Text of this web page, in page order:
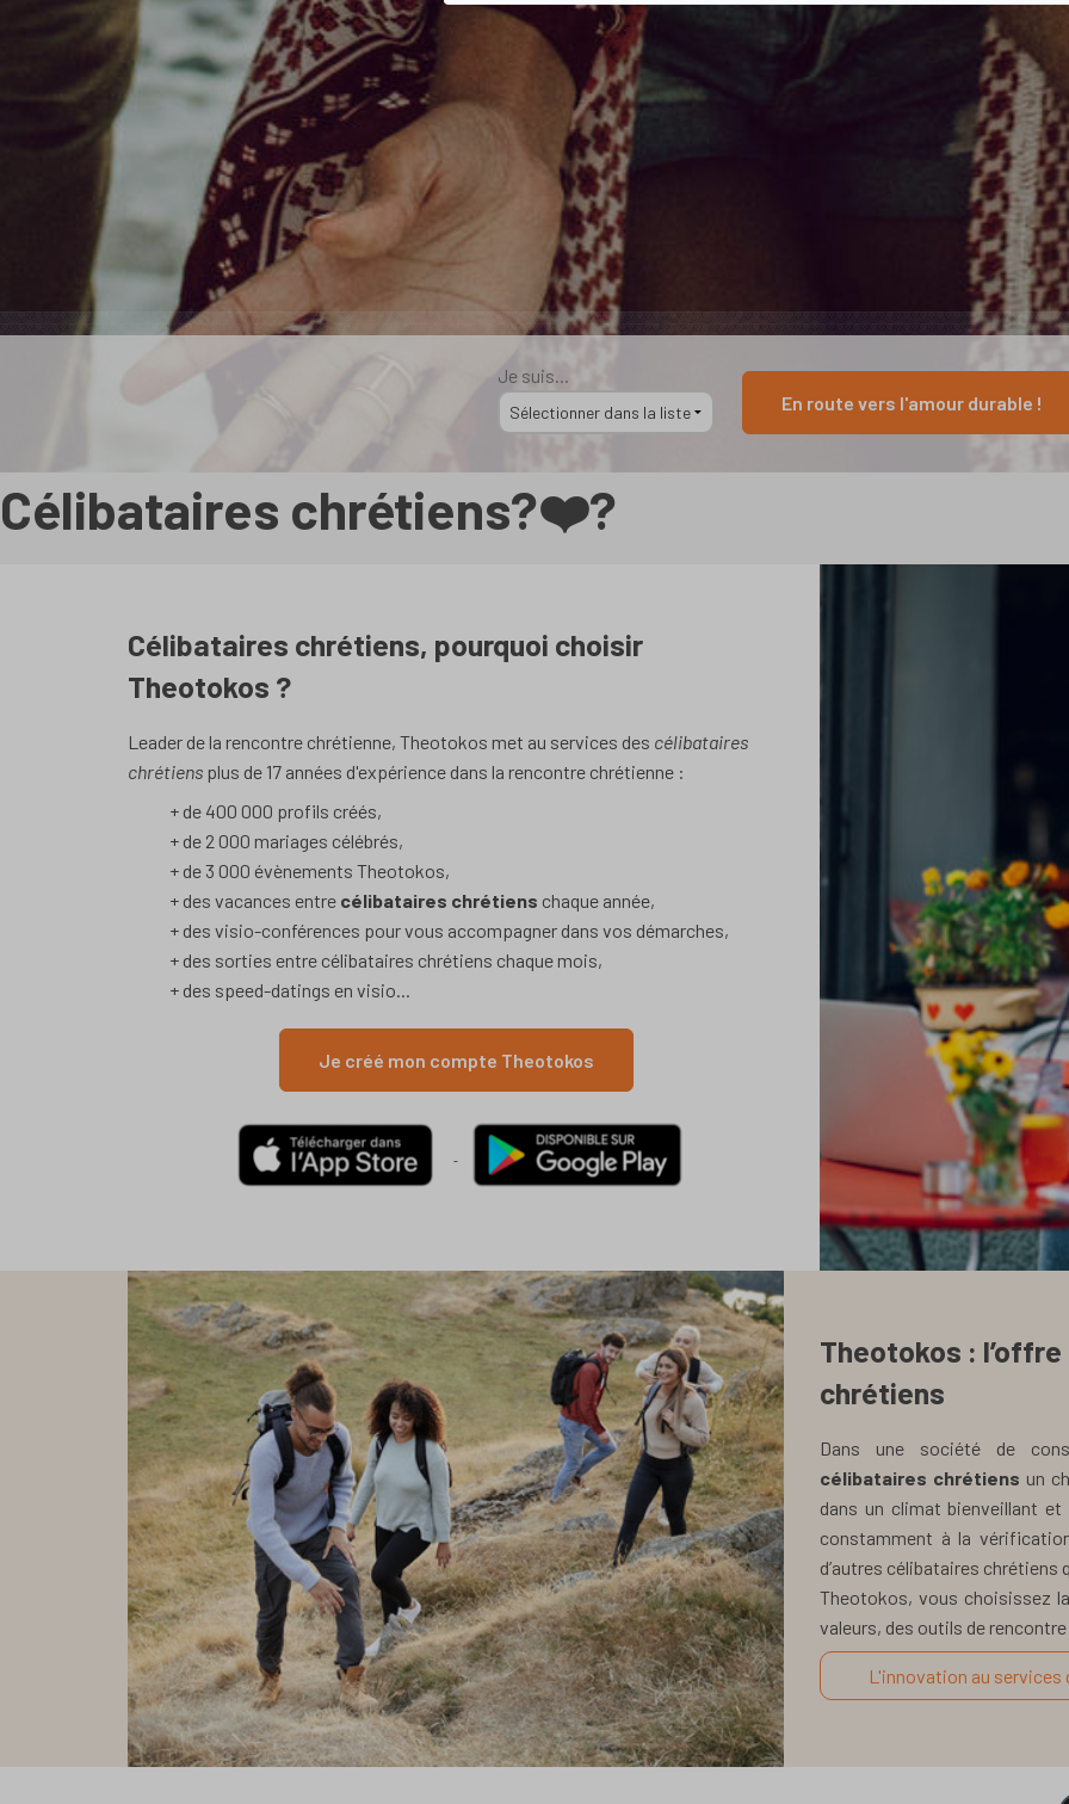
Je suis...
En route vers l'amour durable !
Célibataires chrétiens?‍❤️‍?
Célibataires chrétiens, pourquoi choisir
Theotokos ?
Leader de la rencontre chrétienne, Theotokos met au services des célibataires
chrétiens plus de 17 années d'expérience dans la rencontre chrétienne :
+ de 400 000 profils créés,
+ de 2 000 mariages célébrés,
+ de 3 000 évènements Theotokos,
+ des vacances entre célibataires chrétiens chaque année,
+ des visio-conférences pour vous accompagner dans vos démarches,
+ des sorties entre célibataires chrétiens chaque mois,
+ des speed-datings en visio...
Je créé mon compte Theotokos
Theotokos :
chrétiens
Dans une société de
célibataires chrétiens un
dans un climat bienveillant et
constamment à la
d’autres célibataires
Theotokos, vous choisissez
valeurs, des outils de
L'innovation au